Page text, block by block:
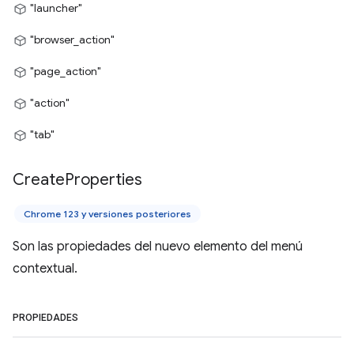
"launcher"
"browser_action"
"page_action"
"action"
"tab"
CreateProperties
Chrome 123 y versiones posteriores
Son las propiedades del nuevo elemento del menú
contextual.
PROPIEDADES